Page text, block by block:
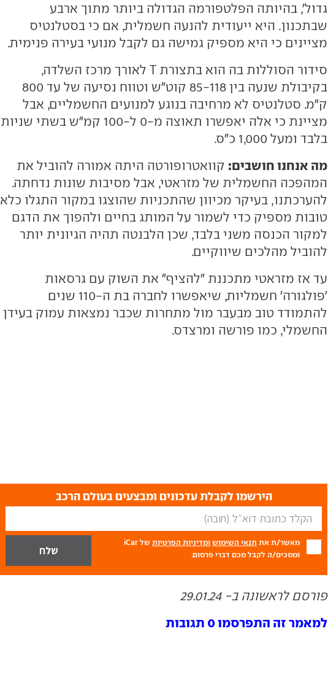
גדול', בהיותה הפלטפורמה הגדולה ביותר מתוך ארבע
שבתכנון. היא ייעודית להנעה חשמלית, אם כי בסטלנטיס
מציינים כי היא מספיק גמישה גם לקבל מנועי בעירה פנימית.
סידור הסוללות בה הוא בתצורת T לאורך מרכז השלדה,
בקיבולת שנעה בין 85-118 קוט"ש וטווח נסיעה של עד 800
ק"מ. סטלנטיס לא מרחיבה בנוגע למנועים החשמליים, אבל
מציינת כי אלה יאפשרו תאוצה מ-0 ל-100 קמ"ש בשתי שניות
בלבד ומעל 1,000 כ"ס.
מה אנחנו חושבים: קוואטרופורטה היתה אמורה להוביל את
המהפכה החשמלית של מזראטי, אבל מסיבות שונות נדחתה.
להערכתנו, בעיקר מכיוון שהתכניות שהוצגו במקור התגלו כלא
טובות מספיק כדי לשמור על המותג בחיים ולהפוך את הדגם
למקור הכנסה משני בלבד, שכן הלבנטה תהיה הגיונית יותר
להוביל מהלכים שיווקיים.
עד אז מזראטי מתכננת "להציף" את השוק עם גרסאות
'פולגורה' חשמליות, שיאפשרו לחברה בת ה-110 שנים
להתמודד טוב מבעבר מול מתחרות שכבר נמצאות עמוק בעידן
החשמלי, כמו פורשה ומרצדס.
הירשמו לקבלת עדכונים ומבצעים בעולם הרכב
מאשר/ת את תנאי השימוש ומדיניות הפרטיות
של iCar
ומסכים/ה לקבל מכם דברי פרסום.
פורסם לראשונה ב- 29.01.24
למאמר זה התפרסמו 0 תגובות